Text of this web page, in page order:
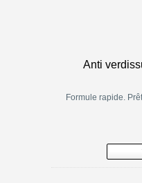
Anti
Formule rapide.